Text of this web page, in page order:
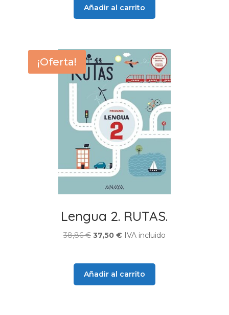
original
era:
actual
es:
Añadir al carrito
¡Oferta!
Lengua 2. RUTAS.
38,86€ El
era:
37,50 €ElIVA incluido
Añadir al carrito